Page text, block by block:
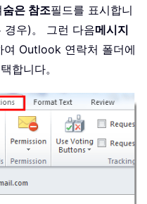
숨은 참조필드를 표시합니
경우)。 그런 다음메시지
여 Outlook 연락처 폴더에
합니다。